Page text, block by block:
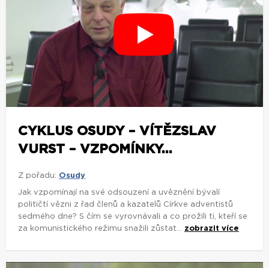
CYKLUS OSUDY – VÍTĚZSLAV
VURST – VZPOMÍNKY...
Z pořadu: Osudy
Jak vzpomínají na své odsouzení a uvěznění bývalí
političtí vězni z řad členů a kazatelů Církve adventistů
sedmého dne? S čím se vyrovnávali a co prožili ti, kteří se
za komunistického režimu snažili zůstat... zobrazit více